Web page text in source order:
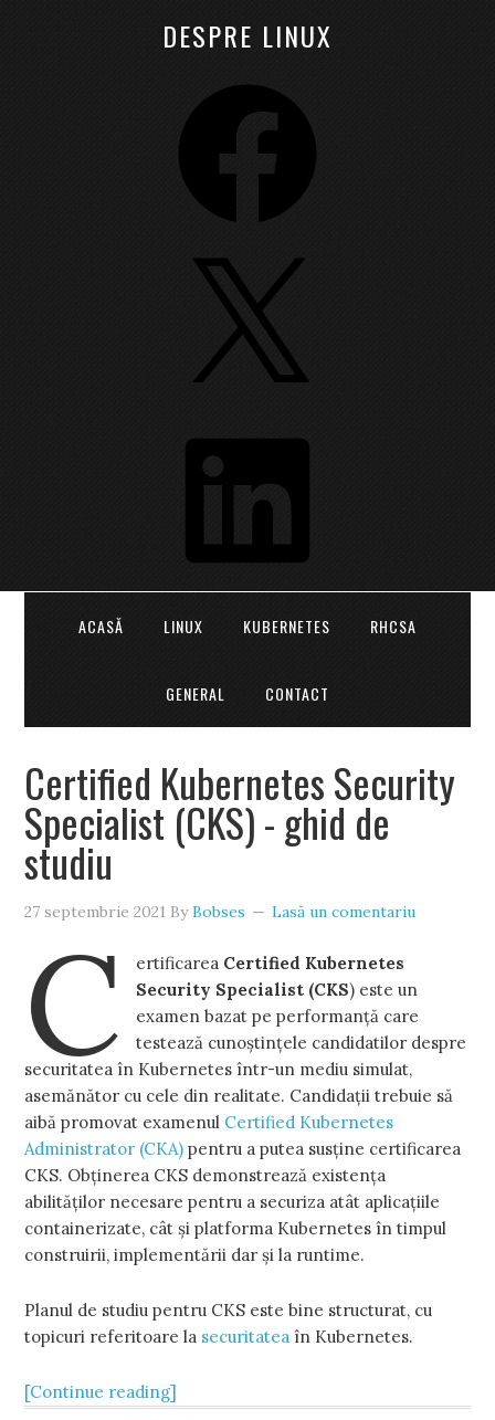
DESPRE LINUX
ACASĂ LINUX KUBERNETES RHCSA
GENERAL CONTACT
Certified Kubernetes Security
Specialist (CKS) - ghid de
studiu
27 septembrie 2021 ByBobses Lasă un comentariu
C ertificarea Certified Kubernetes
Security Specialist (CKS) este un
examen bazat pe performanță care
testează cunoștințele candidatilor despre
securitatea în Kubernetes într-un mediu simulat,
asemănător cu cele din realitate. Candidații trebuie să
aibă promovat examenul Certified Kubernetes
Administrator (CKA) pentru a putea susține certificarea
CKS. Obținerea CKS demonstrează existența
abilităților necesare pentru a securiza atât aplicațiile
containerizate, cât și platforma Kubernetes în timpul
construirii, implementării dar și la runtime.
Planul de studiu pentru CKS este bine structurat, cu
topicuri referitoare la securitatea în Kubernetes.
[Continue reading]